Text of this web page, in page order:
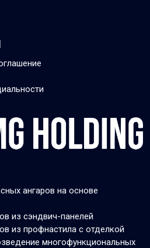
ангаров на основе
из сэндвич-панелей
из профнастила с отделкой
многофункциональных